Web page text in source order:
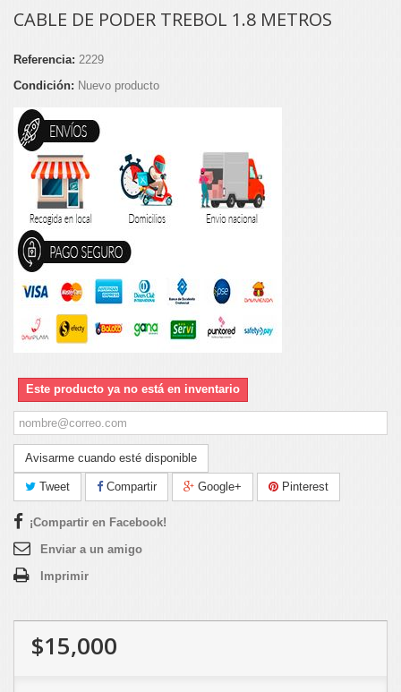
CABLE DE PODER TREBOL 1.8 METROS
Referencia: 2229
Condición: Nuevo producto
Este producto ya no está en inventario
Avisarme cuando esté disponible
Tweet Compartir Google+ Pinterest
¡Compartir en Facebook!
Enviar a un amigo
Imprimir
$15,000